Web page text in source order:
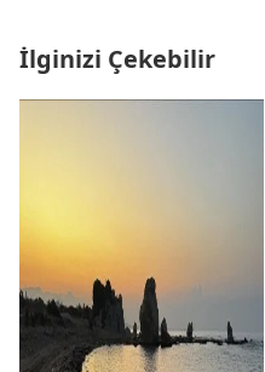
İlginizi Çekebilir